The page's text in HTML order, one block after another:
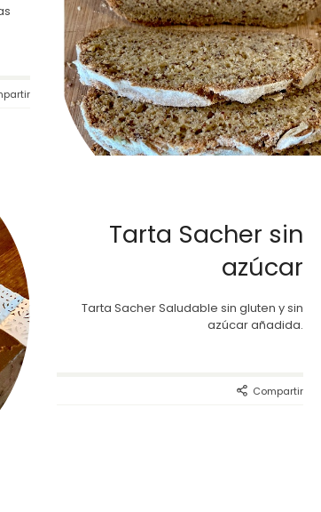
Tarta Sacher sin
azúcar
Tarta Sacher Saludable sin gluten y sin
azúcar añadida.
Compartir